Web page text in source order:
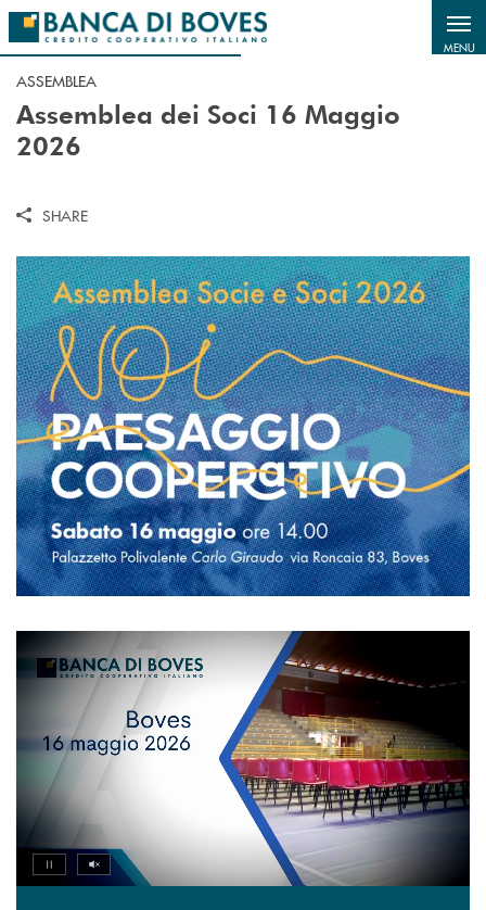
Salta al contenuto principale
MENU
ASSEMBLEA
Assemblea dei Soci 16 Maggio
2026
SHARE
Pause
Volume off